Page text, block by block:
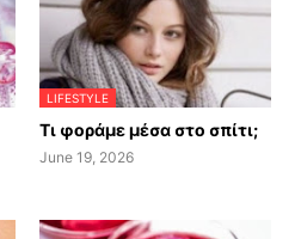
LIFESTYLE
Τι φοράμε μέσα στο σπίτι;
June 19, 2026